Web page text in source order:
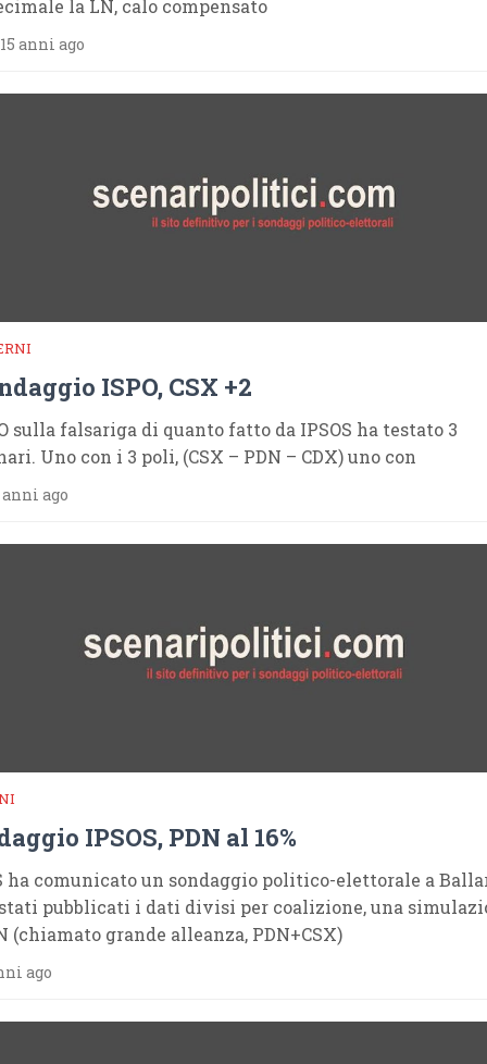
la LN, calo compensato
anni ago
ISPO, CSX +2
sulla falsariga di quanto fatto da IPSOS ha testato 3
Uno con i 3 poli, (CSX – PDN – CDX) uno con
ago
IPSOS, PDN al 16%
ha comunicato un sondaggio politico-elettorale a
pubblicati i dati divisi per coalizione, una
(chiamato grande alleanza, PDN+CSX)
ago